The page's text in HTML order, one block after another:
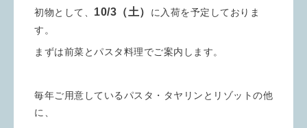
初物として、 10/3（土）
に入荷を予定しておりま
す。
まずは前菜とパスタ料理でご案内します。
毎年ご用意しているパスタ・タヤリンとリゾットの他
に、